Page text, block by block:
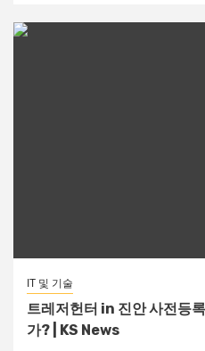
IT 및 기술
트레저헌터 in 진안 사전등
가? | KS News